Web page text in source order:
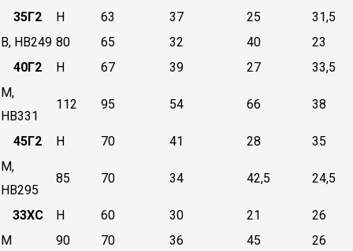
35Г2
Н 63 37 25
31,5
В, НВ249 80 65 32 40
23
40Г2
Н 67 39 27
33,5
М,
НВ331
112 95 54 66 38
45Г2 Н 70 41 28
35
М,
НВ295
85 70 34 42,5 24,5
33ХС Н 60 30 21
26
М
90 70 36 45
26